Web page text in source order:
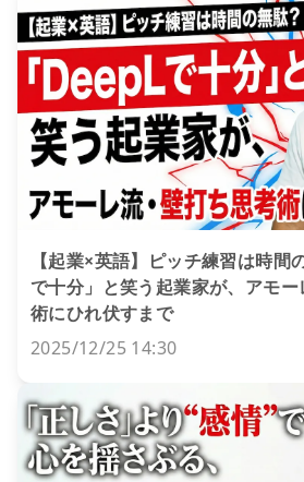
【起業×英語】ピッチ練習は時間
で十分」と笑う起業家が、アモ
術にひれ伏すまで
2025/12/25 14:30